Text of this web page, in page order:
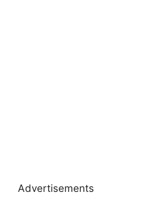
Advertisements